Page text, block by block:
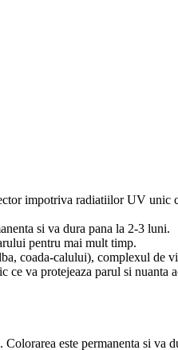
impotriva radiatiilor UV unic
si va dura pana la 2-3 luni.
pentru mai mult timp.
coada-calului), complexul de
va protejeaza parul si nuanta
este permanenta si va